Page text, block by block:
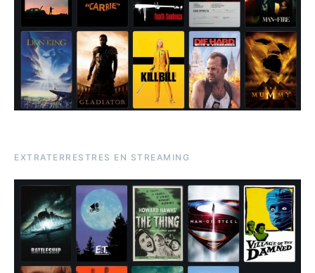
EXTRATERRESTRES EN STREAMING